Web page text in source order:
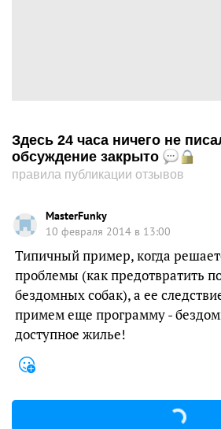
Здесь 24 часа ничего не
обсуждение закрыто
правила публикации отзывов
MasterFunky
10 февраля 2014 в 13:00
Типичный пример, когда
проблемы (как предотвратить
бездомных собак), а ее
примем еще программу -
доступное жилье!